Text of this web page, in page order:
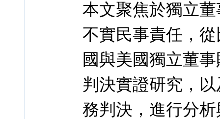
本文聚焦於獨立
不實民事責任，
國與美國獨立董
判決實證研究，
務判決，進行分